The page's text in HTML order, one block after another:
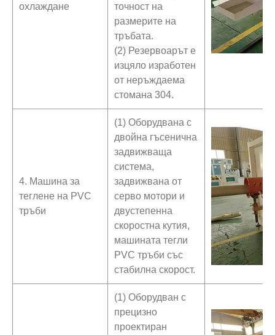
охлаждане
точност на
размерите на
тръбата.
(2) Резервоарът е
изцяло изработен
от неръждаема
стомана 304.
4. Машина за
теглене на PVC
тръби
(1) Оборудвана с
двойна гъсенична
задвижваща
система,
задвижвана от
серво мотори и
двустепенна
скоростна кутия,
машината тегли
PVC тръби със
стабилна скорост.
(1) Оборудван с
прецизно
проектиран